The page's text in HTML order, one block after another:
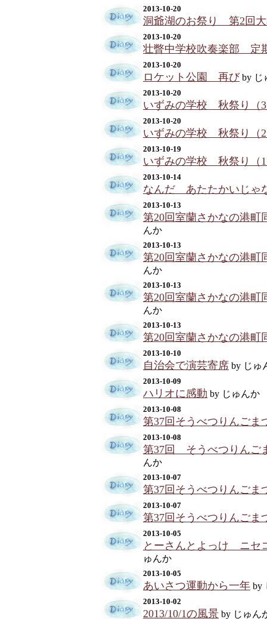
2013-10-20
洞爺湖のお祭り 第2回
2013-10-20
壮瞥中学校吹奏楽部 定
2013-10-20
ロケット公園 再びby じ
2013-10-20
いずみの学校 秋祭り（
2013-10-20
いずみの学校 秋祭り（
2013-10-19
いずみの学校 秋祭り（
2013-10-14
なんだ あたたかいじゃ
2013-10-13
第20回室蘭さかなの港町
んか
2013-10-13
第20回室蘭さかなの港町
んか
2013-10-13
第20回室蘭さかなの港町
んか
2013-10-13
第20回室蘭さかなの港町
2013-10-10
自治会で演芸寄席 by じゅ
2013-10-09
ハリオに感動 by じゅんか
2013-10-08
第37回そうべつりんごま
2013-10-08
第37回 そうべつりんご
んか
2013-10-07
第37回そうべつりんごま
2013-10-07
第37回そうべつりんごま
2013-10-05
とーさんとよっけ ニセ
ゅんか
2013-10-05
あいさつ運動から一年 by
2013-10-02
2013/10/1の風景 by じゅん